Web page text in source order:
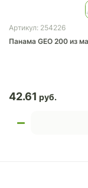
Артикул: 254226
Панама GEO 200 из
42.61